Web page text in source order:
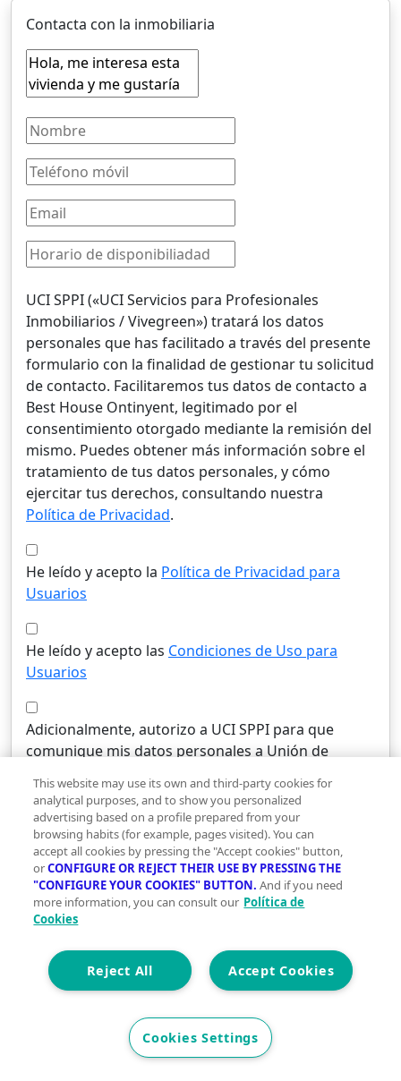
Contacta con la inmobiliaria
UCI SPPI («UCI Servicios para Profesionales
Inmobiliarios / Vivegreen») tratará los datos
personales que has facilitado a través del presente
formulario con la finalidad de gestionar tu solicitud
de contacto. Facilitaremos tus datos de contacto a
Best House Ontinyent, legitimado por el
consentimiento otorgado mediante la remisión del
mismo. Puedes obtener más información sobre el
tratamiento de tus datos personales, y cómo
ejercitar tus derechos, consultando nuestra
Política de Privacidad.
He leído y acepto la Política de Privacidad para
Usuarios
He leído y acepto las Condiciones de Uso para
Usuarios
Adicionalmente, autorizo a UCI SPPI para que
comunique mis datos personales a Unión de
facilite información sobre productos y servicios de
financiación, y conocer mi valoración sobre los
mismos. Puedes obtener más información sobre el
tratamiento de tus datos personales, y cómo
ejercitar tus derechos, consultando nuestra
Política de protección de datos
Solicita información ahora
Privacy Policyand Terms of Service
This website may use its own and third-party cookies for
analytical purposes, and to show you personalized
advertising based on a profile prepared from your
browsing habits (for example, pages visited). You can
accept all cookies by pressing the "Accept cookies" button,
orCONFIGURE OR REJECT THEIR USE BY PRESSING THE
"CONFIGURE YOUR COOKIES" BUTTON. And if you need
more information, you can consult our Política de
Cookies
Accept Cookies
Reject All
Cookies Settings